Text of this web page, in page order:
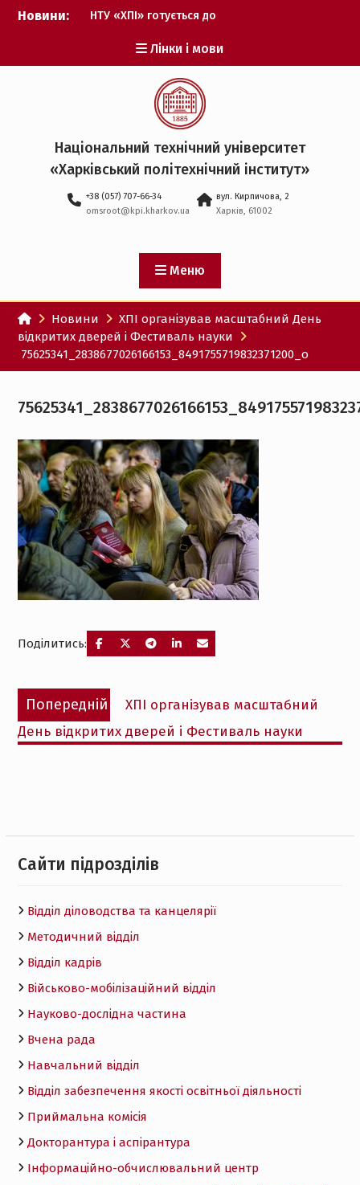
Перейти
Новини:
НТУ «ХПІ» готується до
Музичні таланти ХПІ
запрошуються на
Всеукраїнський
фестиваль «Червона
рута – 2027»
ХПІ уклав угоду про
партнерство з ДержНДІ
технологій кібербезпеки
Головнокомандувачем
Збройних Сил України
участю ХПІ обговорили
перспективи українсько-
іспанського
технологічного
партнерства
Лінки і мови
Національний технічний університет
«Харківський політехнічний iнститут»
+38 (057) 707-66-34
omsroot@kpi.kharkov.ua
вул. Кирпичова, 2
Харків, 61002
Меню
Новини
ХПІ організував масштабний День
відкритих дверей і Фестиваль науки
75625341_2838677026166153_8491755719832371200_o
Поділитись:
Навігація
записів
Попередній
Попередній
запис:
ХПІ організував масштабний
День відкритих дверей і Фестиваль науки
Cайти підрозділів
Відділ діловодства та канцелярії
Методичний відділ
Відділ кадрів
Військово-мобілізаційний відділ
Науково-дослідна частина
Вчена рада
Навчальний відділ
Відділ забезпечення якості освітньої діяльності
Приймальна комісія
Докторантура і аспірантура
Інформаційно-обчислювальний центр